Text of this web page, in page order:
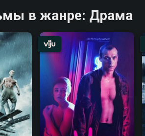
в жанре: Драма